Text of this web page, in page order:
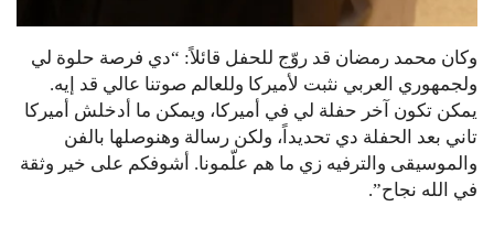
وكان محمد رمضان قد روّج للحفل قائلاً: “دي فرصة حلوة لي
ولجمهوري العربي نثبت لأميركا وللعالم صوتنا عالي قد إيه.
يمكن تكون آخر حفلة لي في أميركا، ويمكن ما أدخلش أميركا
تاني بعد الحفلة دي تحديداً، ولكن رسالة وهنوصلها بالفن
والموسيقى والترفيه زي ما هم علّمونا. أشوفكم على خير وثقة
في الله نجاح”.